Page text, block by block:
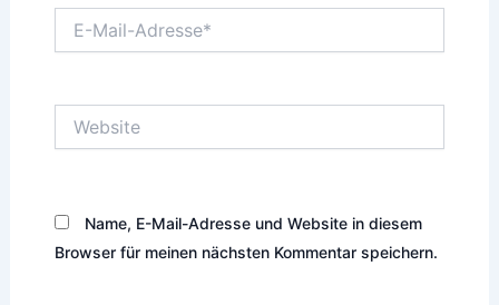
Mail-
Name, E-Mail-Adresse und Website in diesem
Browser für meinen nächsten Kommentar speichern.